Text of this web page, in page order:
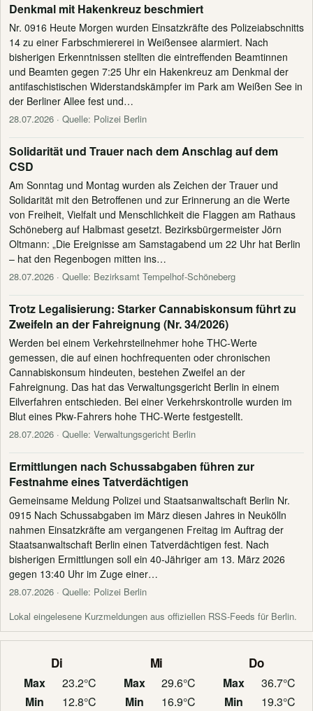
Denkmal mit Hakenkreuz beschmiert
Nr. 0916 Heute Morgen wurden Einsatzkräfte des Polizeiabschnitts
14 zu einer Farbschmiererei in Weißensee alarmiert. Nach
bisherigen Erkenntnissen stellten die eintreffenden Beamtinnen
und Beamten gegen 7:25 Uhr ein Hakenkreuz am Denkmal der
antifaschistischen Widerstandskämpfer im Park am Weißen See in
der Berliner Allee fest und…
28.07.2026 · Quelle: Polizei Berlin
Solidarität und Trauer nach dem Anschlag auf dem
CSD
Am Sonntag und Montag wurden als Zeichen der Trauer und
Solidarität mit den Betroffenen und zur Erinnerung an die Werte
von Freiheit, Vielfalt und Menschlichkeit die Flaggen am Rathaus
Schöneberg auf Halbmast gesetzt. Bezirksbürgermeister Jörn
Oltmann: „Die Ereignisse am Samstagabend um 22 Uhr hat Berlin
– hat den Regenbogen mitten ins…
28.07.2026 · Quelle: Bezirksamt Tempelhof-Schöneberg
Trotz Legalisierung: Starker Cannabiskonsum führt zu
Zweifeln an der Fahreignung (Nr. 34/2026)
Werden bei einem Verkehrsteilnehmer hohe THC-Werte
gemessen, die auf einen hochfrequenten oder chronischen
Cannabiskonsum hindeuten, bestehen Zweifel an der
Fahreignung. Das hat das Verwaltungsgericht Berlin in einem
Eilverfahren entschieden. Bei einer Verkehrskontrolle wurden im
Blut eines Pkw-Fahrers hohe THC-Werte festgestellt.
28.07.2026 · Quelle: Verwaltungsgericht Berlin
Ermittlungen nach Schussabgaben führen zur
Festnahme eines Tatverdächtigen
Gemeinsame Meldung Polizei und Staatsanwaltschaft Berlin Nr.
0915 Nach Schussabgaben im März diesen Jahres in Neukölln
nahmen Einsatzkräfte am vergangenen Freitag im Auftrag der
Staatsanwaltschaft Berlin einen Tatverdächtigen fest. Nach
bisherigen Ermittlungen soll ein 40-Jähriger am 13. März 2026
gegen 13:40 Uhr im Zuge einer…
28.07.2026 · Quelle: Polizei Berlin
Lokal eingelesene Kurzmeldungen aus offiziellen RSS-Feeds für Berlin.
Di
Max
23.2°C
Min
12.8°C
Mi
Max
29.6°C
Min
16.9°C
Do
Max
36.7°C
Min
19.3°C